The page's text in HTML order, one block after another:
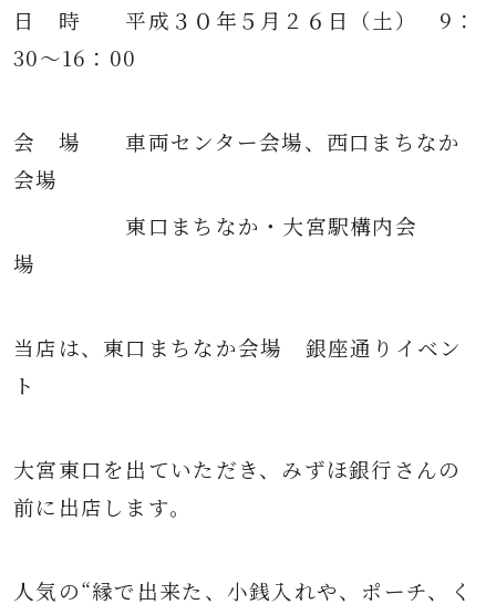
日 時 平成３０年５月２６日（土） 9：
30～16：00
会 場 車両センター会場、西口まちなか
会場
東口まちなか・大宮駅構内会
場
当店は、東口まちなか会場 銀座通りイベン
ト
大宮東口を出ていただき、みずほ銀行さんの
前に出店します。
人気の“縁で出来た、小銭入れや、ポーチ、く